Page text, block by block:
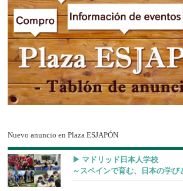
Nuevo anuncio en Plaza ESJAPÓN
▶︎ マドリッド日本人学校
～スペインで育む、日本の学び